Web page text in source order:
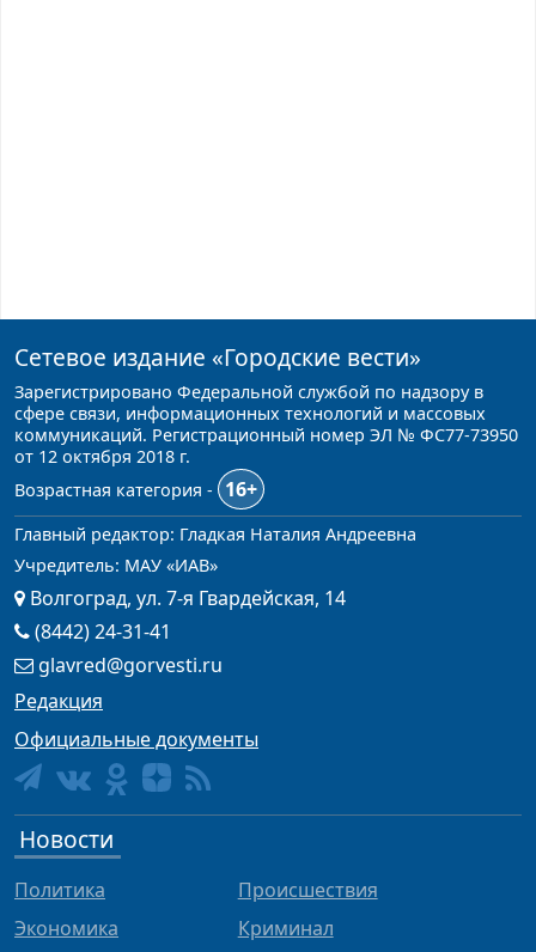
Сетевое издание «Городские вести»
Зарегистрировано Федеральной службой по надзору в
сфере связи, информационных технологий и массовых
коммуникаций. Регистрационный номер ЭЛ № ФС77-73950
от 12 октября 2018 г.
Возрастная категория -
16+
Главный редактор: Гладкая Наталия Андреевна
Учредитель: МАУ «ИАВ»
Волгоград, ул. 7-я Гвардейская, 14
(8442) 24-31-41
glavred@gorvesti.ru
Редакция
Официальные документы
Новости
Политика
Экономика
Происшествия
Криминал